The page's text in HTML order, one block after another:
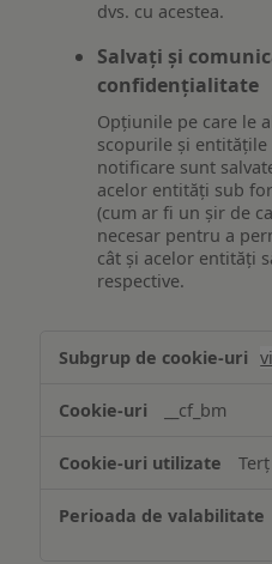
dvs. cu acestea.
Salvați și
confidențialitate
Opțiunile pe care le
scopurile și
notificare sunt
acelor entități sub
(cum ar fi un șir de
necesar pentru a
cât și acelor entități
respective.
funcționalităților
ului
__cf_bm
Terț